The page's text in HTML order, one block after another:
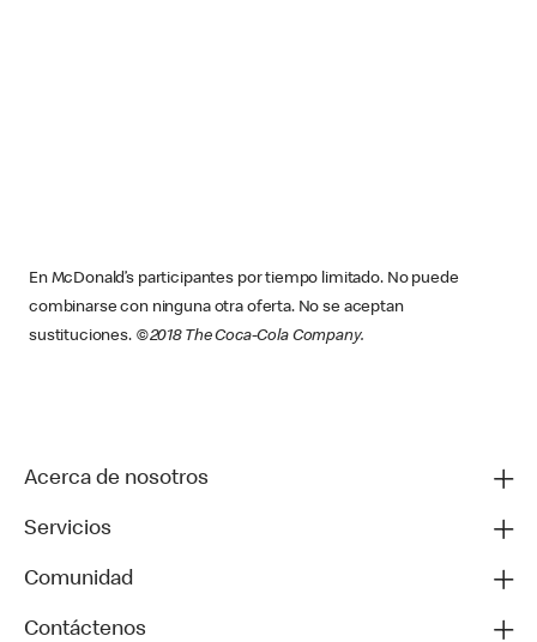
En McDonald’s participantes por tiempo limitado. No puede
combinarse con ninguna otra oferta. No se aceptan
sustituciones. ©2018 The Coca-Cola Company.
Acerca de nosotros
Servicios
Comunidad
Contáctenos